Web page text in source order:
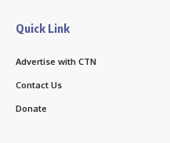
Quick Link
Advertise with CTN
Contact Us
Donate